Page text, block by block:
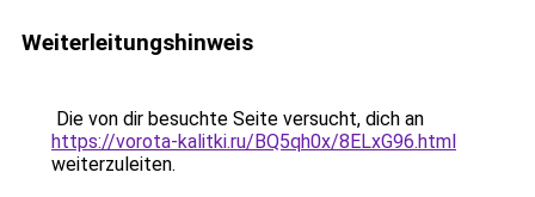
Weiterleitungshinweis
Die von dir besuchte Seite versucht, dich an
https://vorota-kalitki.ru/BQ5qh0x/8ELxG96.html
weiterzuleiten.